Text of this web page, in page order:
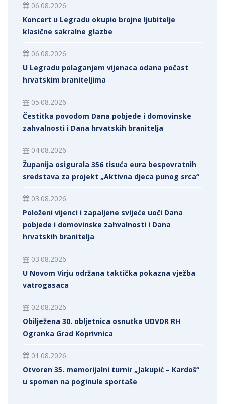
06.08.2026.
Koncert u Legradu okupio brojne ljubitelje
klasične sakralne glazbe
06.08.2026.
U Legradu polaganjem vijenaca odana počast
hrvatskim braniteljima
05.08.2026.
Čestitka povodom Dana pobjede i domovinske
zahvalnosti i Dana hrvatskih branitelja
04.08.2026.
Županija osigurala 356 tisuća eura bespovratnih
sredstava za projekt „Aktivna djeca punog srca“
03.08.2026.
Položeni vijenci i zapaljene svijeće uoči Dana
pobjede i domovinske zahvalnosti i Dana
hrvatskih branitelja
03.08.2026.
U Novom Virju održana taktička pokazna vježba
vatrogasaca
02.08.2026.
Obilježena 30. obljetnica osnutka UDVDR RH
Ogranka Grad Koprivnica
01.08.2026.
Otvoren 35. memorijalni turnir „Jakupić – Kardoš“
u spomen na poginule sportaše